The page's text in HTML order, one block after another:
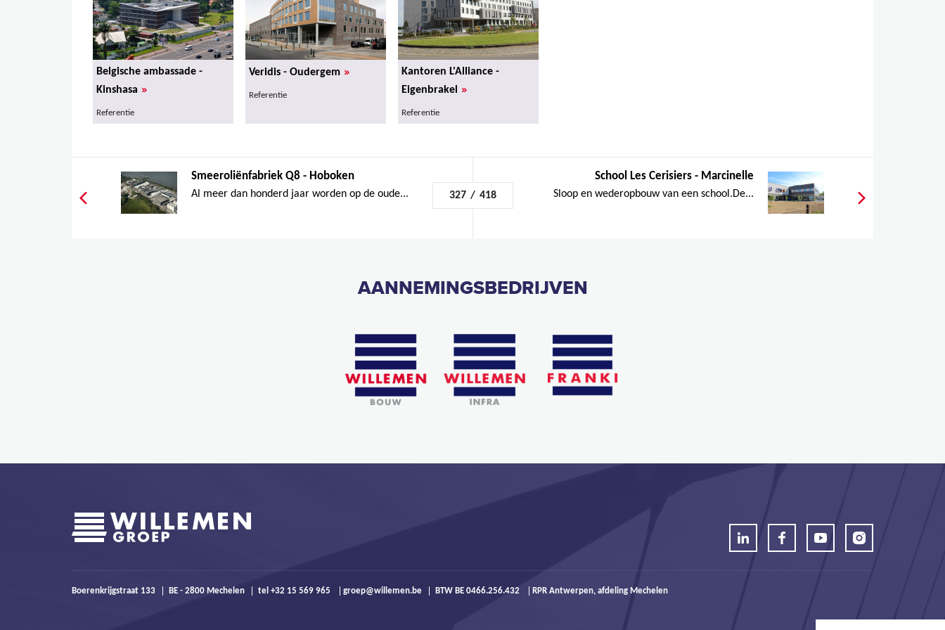
Belgische ambassade -
Kinshasa »
Referentie
Veridis - Oudergem »
Referentie
Kantoren L'Alliance -
Eigenbrakel »
Referentie
Smeeroliënfabriek Q8 - Hoboken
Al meer dan honderd jaar worden op de oude... 327 / 418
School Les Cerisiers - Marcinelle
Sloop en wederopbouw van een school.De...
AANNEMINGSBEDRIJVEN
Boerenkrijgstraat 133 BE - 2800 Mechelen tel +32 15 569 965 groep@willemen.be BTW BE 0466.256.432 RPR Antwerpen, afdeling Mechelen